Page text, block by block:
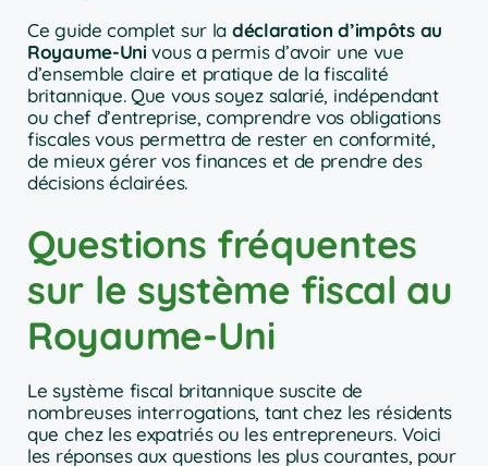
Ce guide complet sur la déclaration d’impôts au
Royaume-Uni vous a permis d’avoir une vue
d’ensemble claire et pratique de la fiscalité
britannique. Que vous soyez salarié, indépendant
ou chef d’entreprise, comprendre vos obligations
fiscales vous permettra de rester en conformité,
de mieux gérer vos finances et de prendre des
décisions éclairées.
Questions fréquentes
sur le système fiscal au
Royaume-Uni
Le système fiscal britannique suscite de
nombreuses interrogations, tant chez les résidents
que chez les expatriés ou les entrepreneurs. Voici
les réponses aux questions les plus courantes, pour